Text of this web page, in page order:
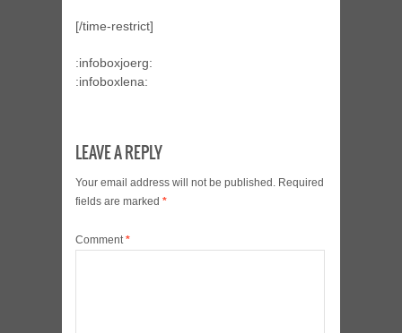
[/time-restrict]
:infoboxjoerg:
:infoboxlena:
LEAVE A REPLY
Your email address will not be published. Required
fields are marked *
Comment*